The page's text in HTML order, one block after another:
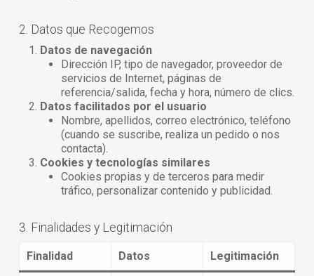
2. Datos que Recogemos
Datos de navegación
Dirección IP, tipo de navegador, proveedor de
servicios de Internet, páginas de
referencia/salida, fecha y hora, número de clics.
Datos facilitados por el usuario
Nombre, apellidos, correo electrónico, teléfono
(cuando se suscribe, realiza un pedido o nos
contacta).
Cookies y tecnologías similares
Cookies propias y de terceros para medir
tráfico, personalizar contenido y publicidad.
3. Finalidades y Legitimación
Finalidad Datos Legitimación